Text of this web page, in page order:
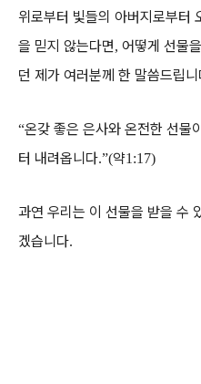
위로부터 빛들의 아버지로부터
을 믿지 않는다면, 어떻게 선물
던 제가 여러분께 한 말씀드립
“온갖 좋은 은사와 온전한 선물
터 내려옵니다.”(약1:17)
과연 우리는 이 선물을 받을 수
겠습니다.